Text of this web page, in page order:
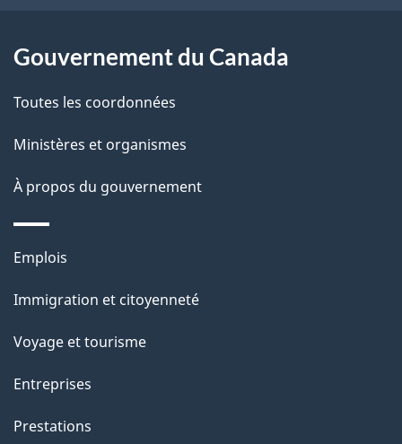
a
g
e
a
c
i
o
s
u
e
t
e
Gouvernement du Canada
Toutes les coordonnées
Ministères et organismes
À propos du gouvernement
Thèmes
sujets
Emplois
Immigration et citoyenneté
Voyage et tourisme
Entreprises
Prestations